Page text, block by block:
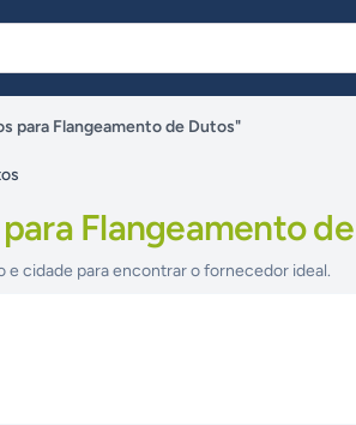
para Flangeamento de Dutos"
Flangeamento
cidade para encontrar o fornecedor ideal.